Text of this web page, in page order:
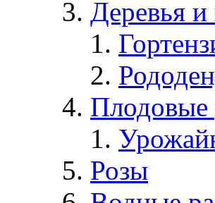
Деревья
Плодовые
Розы